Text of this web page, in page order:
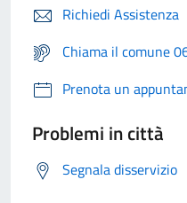
Richiedi Assistenza
Chiama il comune
Prenota un
Problemi in città
Segnala disservizio